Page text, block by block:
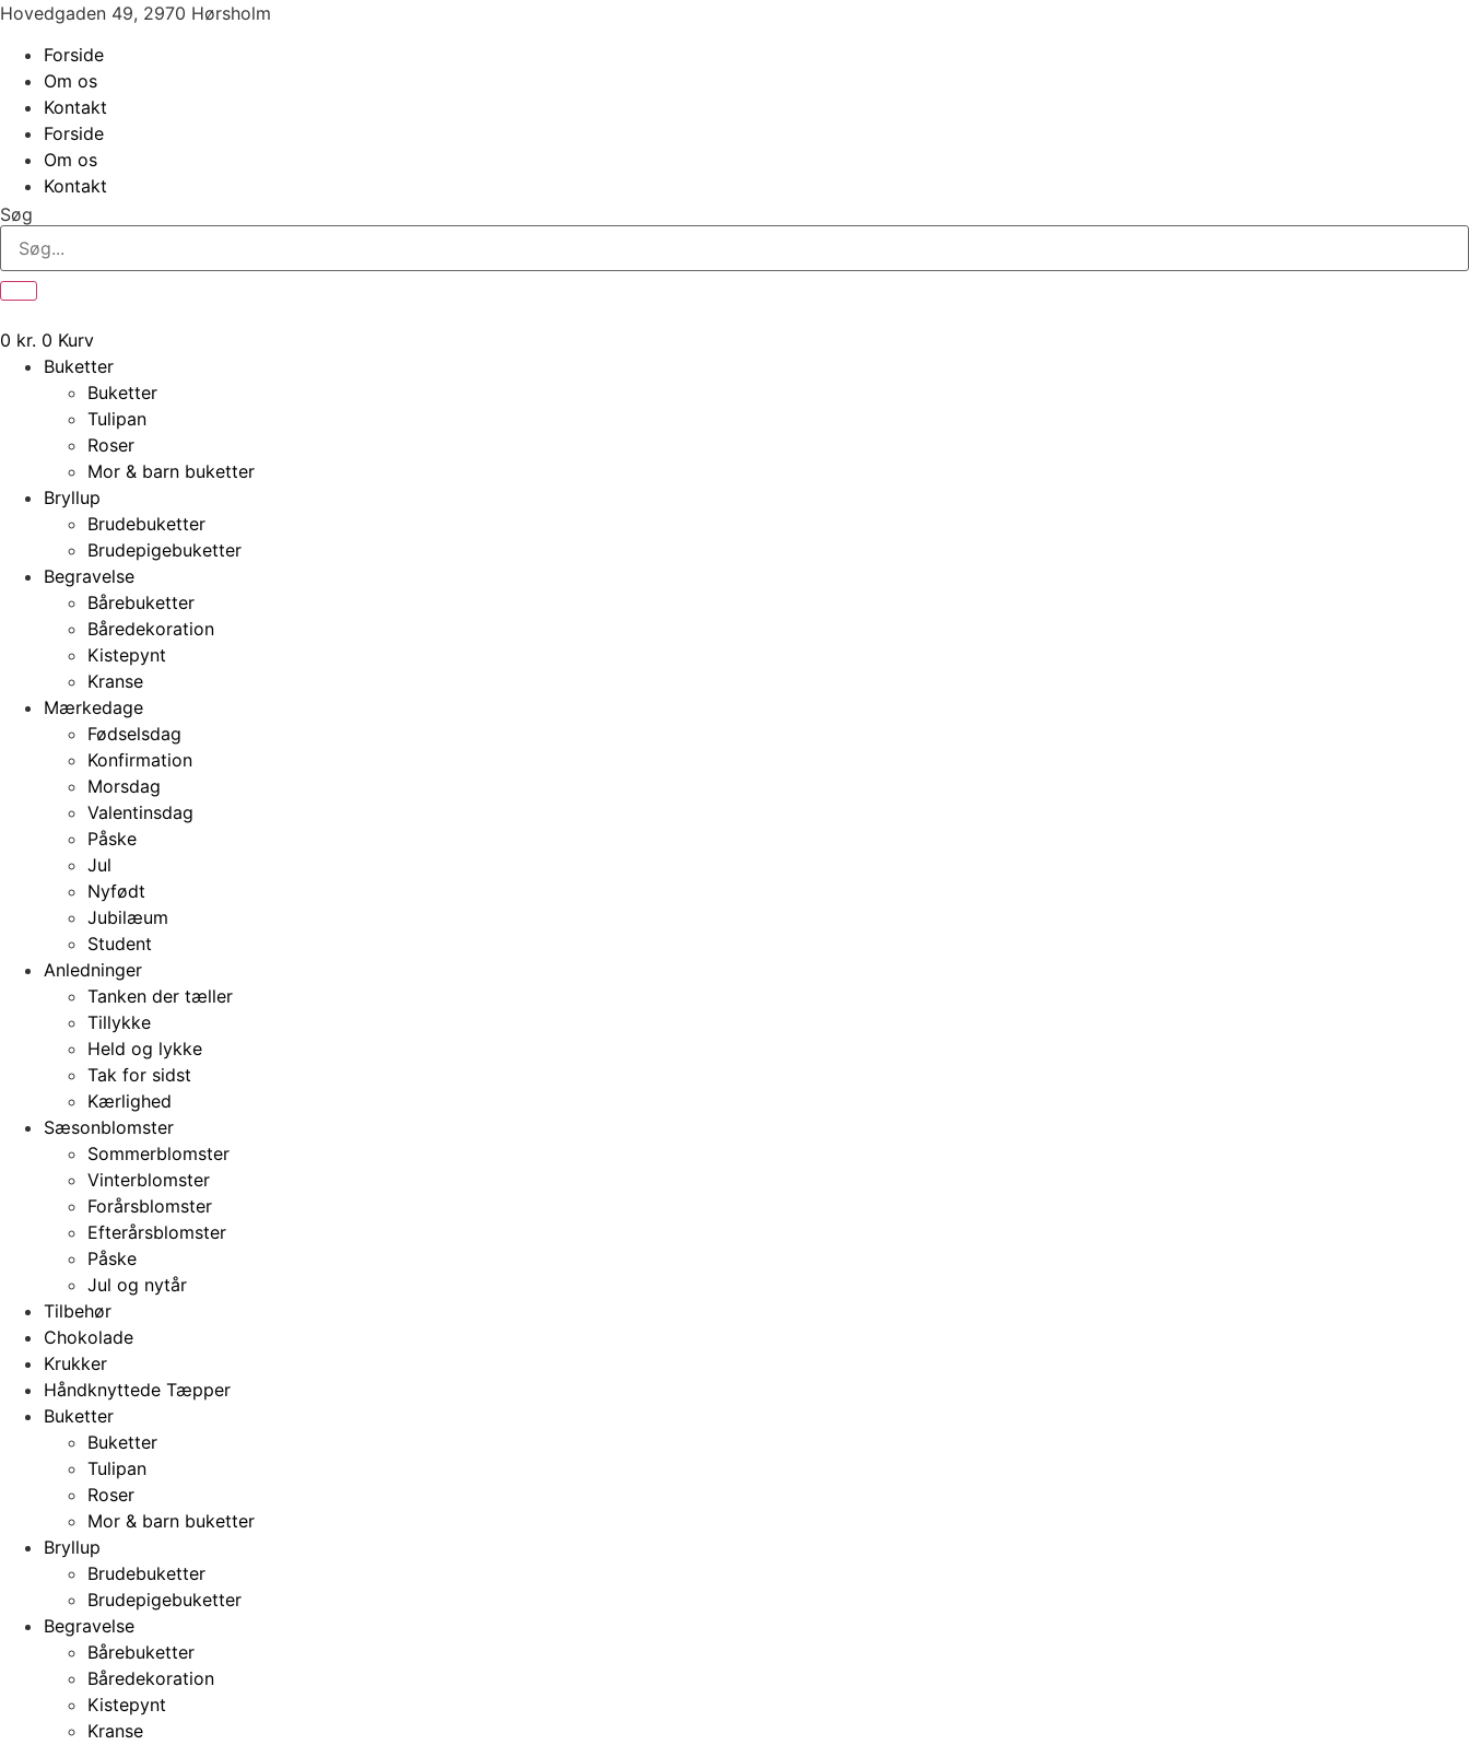
Videre
indhold
Hovedgaden 49, 2970 Hørsholm
Forside
Om os
Kontakt
Forside
Om os
Kontakt
Søg
0 kr. 0 Kurv
Buketter
Buketter
Tulipan
Roser
Mor & barn buketter
Bryllup
Brudebuketter
Brudepigebuketter
Begravelse
Bårebuketter
Båredekoration
Kistepynt
Kranse
Mærkedage
Fødselsdag
Konfirmation
Morsdag
Valentinsdag
Påske
Jul
Nyfødt
Jubilæum
Student
Anledninger
Tanken der tæller
Tillykke
Held og lykke
Tak for sidst
Kærlighed
Sæsonblomster
Sommerblomster
Vinterblomster
Forårsblomster
Efterårsblomster
Påske
Jul og nytår
Tilbehør
Chokolade
Krukker
Håndknyttede Tæpper
Buketter
Buketter
Tulipan
Roser
Mor & barn buketter
Bryllup
Brudebuketter
Brudepigebuketter
Begravelse
Bårebuketter
Båredekoration
Kistepynt
Kranse